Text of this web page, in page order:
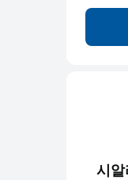
시